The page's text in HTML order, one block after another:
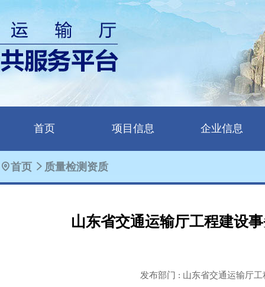
首页 项目信息 企业信息
首页 质量检测资质
山东省交通运输厅工程建设
发布部门 : 山东省交通运输厅